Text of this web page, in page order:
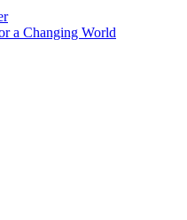
a Changing World